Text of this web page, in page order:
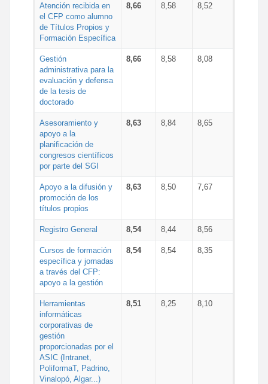
Atención recibida en
el CFP como alumno
de Títulos Propios y
Formación Específica
8,66 8,58 8,52
Gestión
administrativa para la
evaluación y defensa
de la tesis de
doctorado
8,66 8,58 8,08
Asesoramiento y
apoyo a la
planificación de
congresos científicos
por parte del SGI
8,63 8,84 8,65
Apoyo a la difusión y
promoción de los
títulos propios
8,63 8,50 7,67
Registro General 8,54 8,44 8,56
Cursos de formación
específica y jornadas
a través del CFP:
apoyo a la gestión
8,54 8,54 8,35
Herramientas
informáticas
corporativas de
gestión
proporcionadas por el
ASIC (Intranet,
PoliformaT, Padrino,
Vinalopó, Algar...)
8,51 8,25 8,10